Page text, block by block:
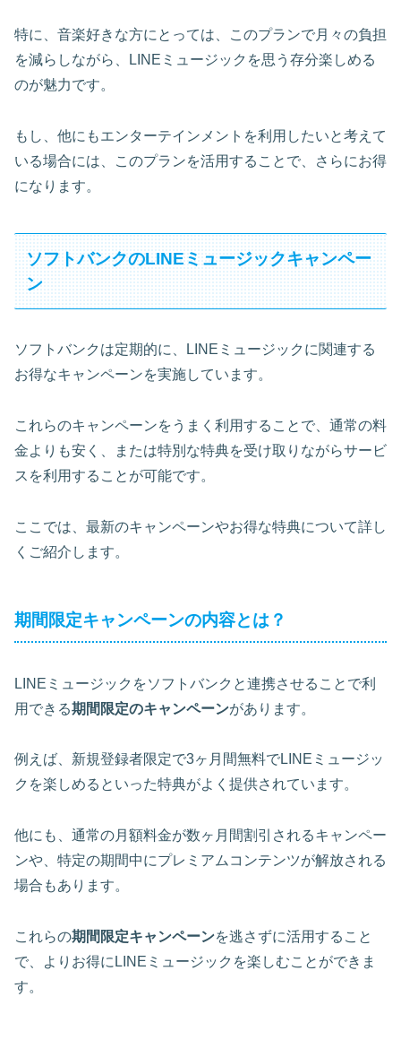
特に、音楽好きな方にとっては、このプランで月々の負担
を減らしながら、LINEミュージックを思う存分楽しめる
のが魅力です。
もし、他にもエンターテインメントを利用したいと考えて
いる場合には、このプランを活用することで、さらにお得
になります。
ソフトバンクのLINEミュージックキャンペー
ン
ソフトバンクは定期的に、LINEミュージックに関連する
お得なキャンペーンを実施しています。
これらのキャンペーンをうまく利用することで、通常の料
金よりも安く、または特別な特典を受け取りながらサービ
スを利用することが可能です。
ここでは、最新のキャンペーンやお得な特典について詳し
くご紹介します。
期間限定キャンペーンの内容とは？
LINEミュージックをソフトバンクと連携させることで利
用できる期間限定のキャンペーンがあります。
例えば、 新規登録者限定で3ヶ月間無料でLINEミュージッ
クを楽しめるといった特典がよく提供されています。
他にも、通常の月額料金が数ヶ月間割引されるキャンペー
ンや、特定の期間中にプレミアムコンテンツが解放される
場合もあります。
これらの期間限定キャンペーンを逃さずに活用すること
で、よりお得にLINEミュージックを楽しむことができま
す。